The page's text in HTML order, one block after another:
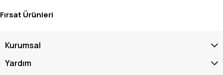
Fırsat Ürünleri
Kurumsal
Yardım